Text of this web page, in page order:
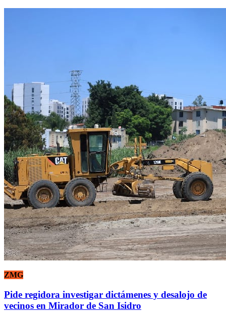
ZMG
Pide regidora investigar dictámenes y desalojo de
vecinos en Mirador de San Isidro